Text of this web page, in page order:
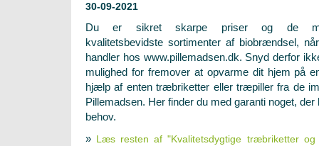
30-09-2021
Du er sikret skarpe priser og de
kvalitetsbevidste sortimenter af biobrændsel,
handler hos www.pillemadsen.dk. Snyd derfor
mulighed for fremover at opvarme dit hjem på
hjælp af enten træbriketter eller træpiller fra de
Pillemadsen. Her finder du med garanti noget,
behov.
» Læs resten af "Kvalitetsdygtige træbriketter